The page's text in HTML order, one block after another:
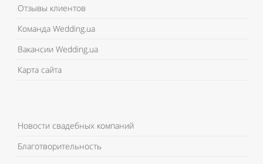
Отзывы клиентов
Команда Wedding.ua
Вакансии Wedding.ua
Карта сайта
Новости свадебных компаний
Благотворительность